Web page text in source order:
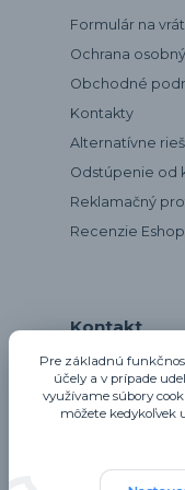
Formulár na
Ochrana
Obchodné
Kontakty
Alternatívne
Odstúpenie od
Reklamačný
Recenzie
Kontakt
Pre základnú
účely a v prípade
využívame súbory
môžete kedykoľvek